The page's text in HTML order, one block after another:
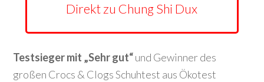
Direkt zu Chung Shi Dux
Testsieger mit „Sehr gut“und Gewinner des
großen Crocs & Clogs Schuhtest aus Ökotest